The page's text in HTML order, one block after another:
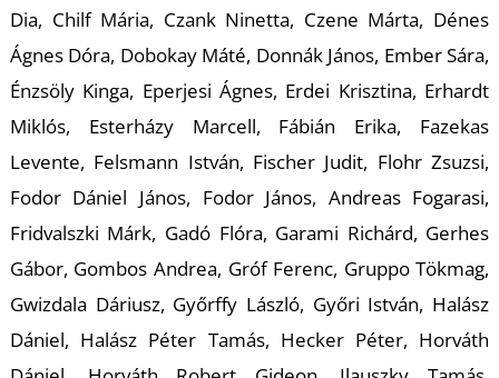
Dia, Chilf Mária, Czank Ninetta, Czene Márta, Dénes
Ágnes Dóra, Dobokay Máté, Donnák János, Ember Sára,
Énzsöly Kinga, Eperjesi Ágnes, Erdei Krisztina, Erhardt
Miklós, Esterházy Marcell, Fábián Erika, Fazekas
Levente, Felsmann István, Fischer Judit, Flohr Zsuzsi,
Fodor Dániel János, Fodor János, Andreas Fogarasi,
Fridvalszki Márk, Gadó Flóra, Garami Richárd, Gerhes
Gábor, Gombos Andrea, Gróf Ferenc, Gruppo Tökmag,
Gwizdala Dáriusz, Győrffy László, Győri István, Halász
Dániel, Halász Péter Tamás, Hecker Péter, Horváth